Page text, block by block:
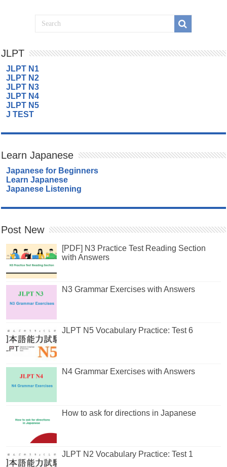
JLPT
JLPT N1
JLPT N2
JLPT N3
JLPT N4
JLPT N5
J TEST
Learn Japanese
Japanese for Beginners
Learn Japanese
Japanese Listening
Post New
[PDF] N3 Practice Test Reading Section
with Answers
N3 Grammar Exercises with Answers
JLPT N5 Vocabulary Practice: Test 6
N4 Grammar Exercises with Answers
How to ask for directions in Japanese
JLPT N2 Vocabulary Practice: Test 1